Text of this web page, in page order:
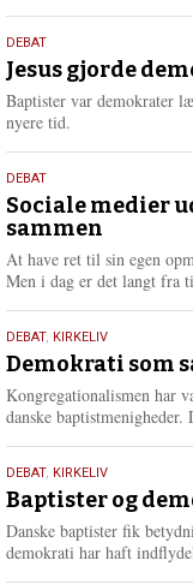
18.
maj
2026
DEBAT
Jesus gjorde
Baptister var demokrater
nyere tid.
18.
maj
2026
DEBAT
Sociale medier
sammen
At have ret til sin egen
Men i dag er det langt fra
18.
maj
2026
DEBAT, KIRKELIV
Demokrati som
Kongregationalismen har
danske
18.
maj
2026
DEBAT, KIRKELIV
Baptister og
Danske baptister fik
demokrati har haft